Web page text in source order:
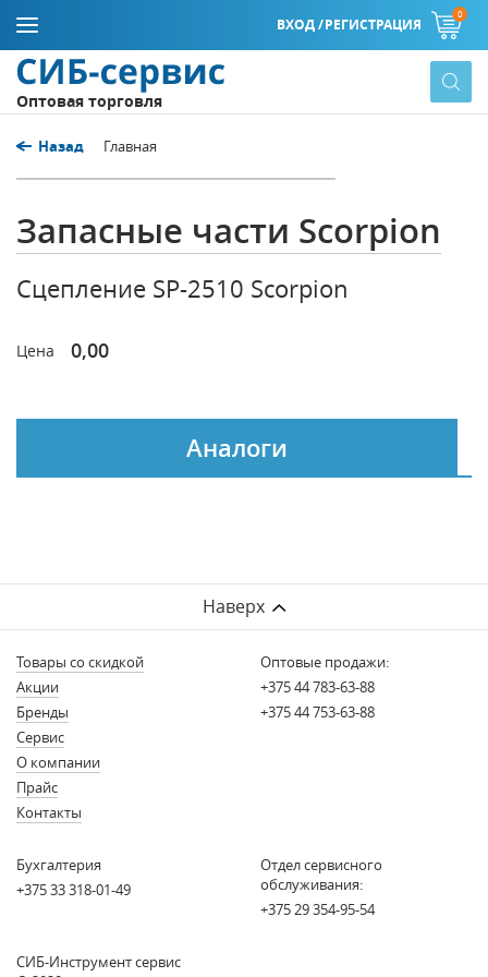
ВХОД /РЕГИСТРАЦИЯ
0
Оптовая торговля
Назад Главная
Запасные части Scorpion
Сцепление SP-2510 Scorpion
Цена 0,00
Аналоги
Наверх
Товары со скидкой
Акции
Бренды
Сервис
О компании
Прайс
Контакты
Оптовые продажи:
+375 44 783-63-88
+375 44 753-63-88
Бухгалтерия
+375 33 318-01-49
Отдел сервисного
обслуживания:
+375 29 354-95-54
СИБ-Инструмент сервис